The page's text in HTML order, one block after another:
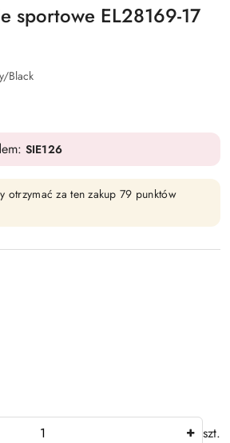
sportowe EL28169-17
Black
SIE126
otrzymać za ten zakup 79 punktów
szt.